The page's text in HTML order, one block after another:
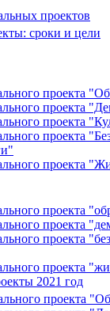
проектов
сроки и цели
проекта
проекта
проекта
проекта
проекта
проекта
проекта
проекта
проекта
2021 год
проекта